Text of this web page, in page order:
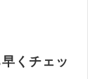
くチェッ